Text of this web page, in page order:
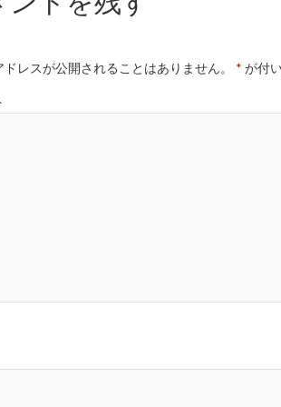
ドレスが公開されることはありません。 * が付